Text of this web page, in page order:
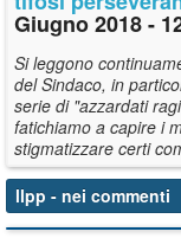
Giugno 2018 -
Si leggono
del Sindaco, in
serie di "azzardati
fatichiamo a capire i
stigmatizzare certi
llpp - nei commenti